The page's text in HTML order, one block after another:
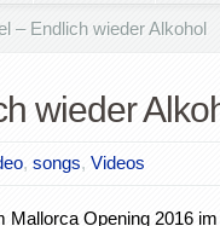
– Endlich wieder Alkohol
wieder
, songs, Videos
Mallorca Opening 2016